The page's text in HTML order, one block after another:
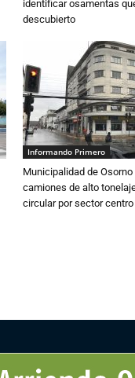
identificar osamentas
descubierto
Informando Primero
Municipalidad de
camiones de alto
circular por sector centro